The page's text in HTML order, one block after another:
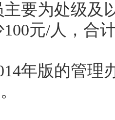
要为处级及
元/人，合
版的管理